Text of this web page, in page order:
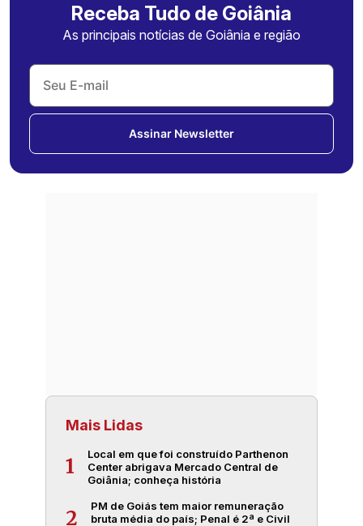
Receba Tudo de Goiânia
As principais notícias de Goiânia e região
Assinar Newsletter
Mais Lidas
1
Local em que foi construído Parthenon
Center abrigava Mercado Central de
Goiânia; conheça história
2
PM de Goiás tem maior remuneração
bruta média do país; Penal é 2ª e Civil